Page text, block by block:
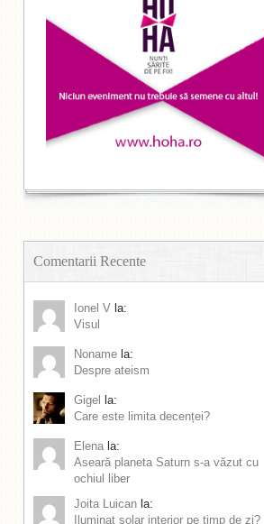
Comentarii Recente
Ionel V la:
Visul
Noname la:
Despre ateism
Gigel
la:
Care este limita decenței?
Elena la:
Aseară planeta Saturn s-a văzut cu
ochiul liber
Joita Luican la:
Iluminat solar interior pe timp de zi?